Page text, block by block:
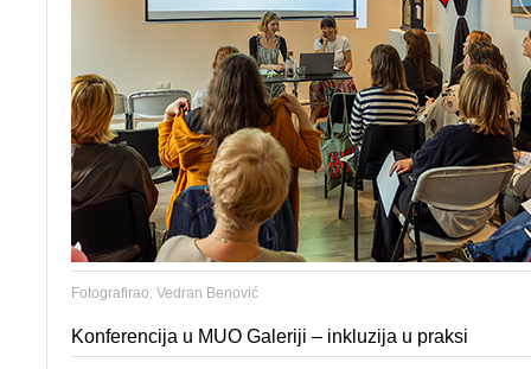
Fotografirao: Vedran Benović
Konferencija u MUO Galeriji – inkluzija u praksi